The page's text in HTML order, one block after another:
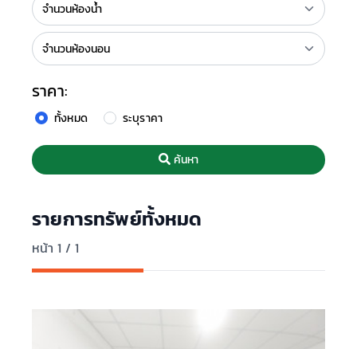
รายการทรัพย์ทั้งหมด
หน้า 1 / 1
ราคา:
ทั้งหมด ระบุราคา
ค้นหา